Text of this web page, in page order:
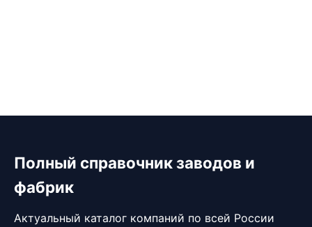
Полный справочник заводов и
фабрик
Актуальный каталог компаний по всей России